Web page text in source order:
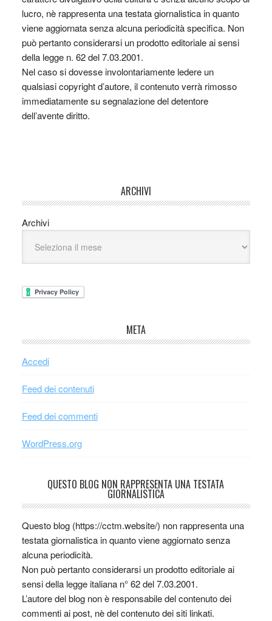
lucro, nè rappresenta una testata giornalistica in quanto
viene aggiornata senza alcuna periodicità specifica. Non
può pertanto considerarsi un prodotto editoriale ai sensi
della legge n. 62 del 7.03.2001.
Nel caso si dovesse involontariamente ledere un
qualsiasi copyright d’autore, il contenuto verrà rimosso
immediatamente su segnalazione del detentore
dell’avente diritto.
ARCHIVI
Archivi
META
Accedi
Feed dei contenuti
Feed dei commenti
WordPress.org
QUESTO BLOG NON RAPPRESENTA UNA TESTATA
GIORNALISTICA
Questo blog (https://cctm.website/) non rappresenta una
testata giornalistica in quanto viene aggiornato senza
alcuna periodicità.
Non può pertanto considerarsi un prodotto editoriale ai
sensi della legge italiana n° 62 del 7.03.2001.
L’autore del blog non è responsabile del contenuto dei
commenti ai post, nè del contenuto dei siti linkati.